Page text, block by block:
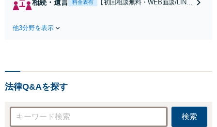
倫の早期解決】
相続・遺言 料金表有
【初回相談無料・WEB面談/LINE
【地域密着】
他3分野を表示
法律Q&Aを探す
検索